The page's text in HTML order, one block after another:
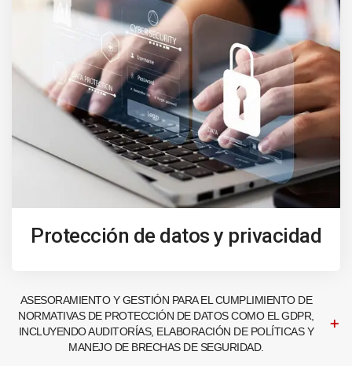
Protección de datos y privacidad
ASESORAMIENTO Y GESTIÓN PARA EL CUMPLIMIENTO DE
NORMATIVAS DE PROTECCIÓN DE DATOS COMO EL GDPR,
INCLUYENDO AUDITORÍAS, ELABORACIÓN DE POLÍTICAS Y
MANEJO DE BRECHAS DE SEGURIDAD.